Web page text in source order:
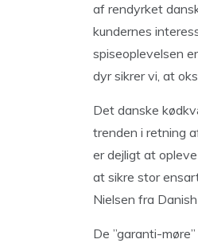
af rendyrket
kundernes
spiseoplevelsen
dyr sikrer vi, at
Det danske
trenden i retning
er dejligt at
at sikre stor
Nielsen fra
De ”garanti-